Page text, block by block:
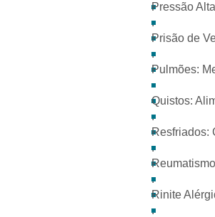
Pressão
.
Prisão de
.
Pulmões:
Quistos:
.
Resfriados:
.
.
Rinite
.